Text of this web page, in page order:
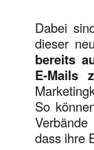
Dabei
dieser
bereits
E-Mails
So
dass ihre